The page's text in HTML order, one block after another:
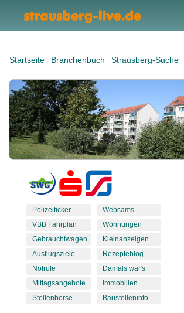
Startseite Branchenbuch Strausberg-Suche
Polizeiticker
VBB Fahrplan
Gebrauchtwagen
Ausflugsziele
Notrufe
Mittagsangebote
Stellenbörse
Webcams
Wohnungen
Kleinanzeigen
Rezepteblog
Damals war's
Immobilien
Baustelleninfo